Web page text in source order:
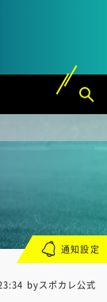
byスポカレ公式
通知設定